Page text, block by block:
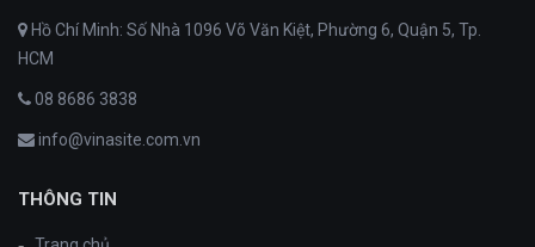
Hồ Chí Minh: Số Nhà 1096 Võ Văn Kiệt, Phường 6, Quận 5, Tp.
HCM
08 8686 3838
info@vinasite.com.vn
THÔNG TIN